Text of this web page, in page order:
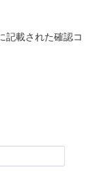
記載された確認コ